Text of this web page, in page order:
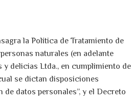
la Política de Tratamiento de
naturales (en adelante
y delicias Ltda., en cumplimiento de
se dictan disposiciones
datos personales”, y el Decreto